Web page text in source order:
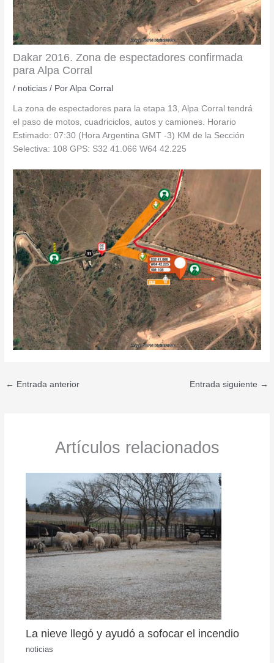
Dakar 2016. Zona de espectadores confirmada
para Alpa Corral
/ noticias / PorAlpa Corral
La zona de espectadores para la etapa 13, Alpa Corral tendrá
el paso de motos, cuadriciclos, autos y camiones. Horario
Estimado: 07:30 (Hora Argentina GMT -3) KM de la Sección
Selectiva: 108 GPS: S32 41.066 W64 42.225
← Entrada anterior Entrada siguiente →
Artículos relacionados
La nieve llegó y ayudó a sofocar el incendio
noticias